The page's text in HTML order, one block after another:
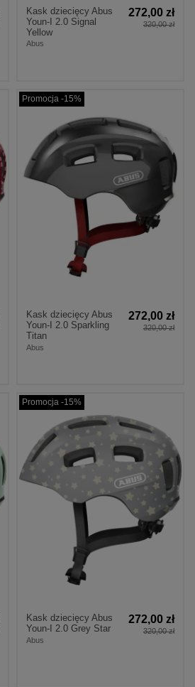
Kask dziecięcy Abus
Youn-I 2.0 Signal
Yellow
Abus
272,00 zł
320,00 zł
Promocja -15%
Kask dziecięcy Abus
Youn-I 2.0 Sparkling
Titan
Abus
272,00 zł
320,00 zł
Promocja -15%
Kask dziecięcy Abus
Youn-I 2.0 Grey Star
Abus
272,00 zł
320,00 zł